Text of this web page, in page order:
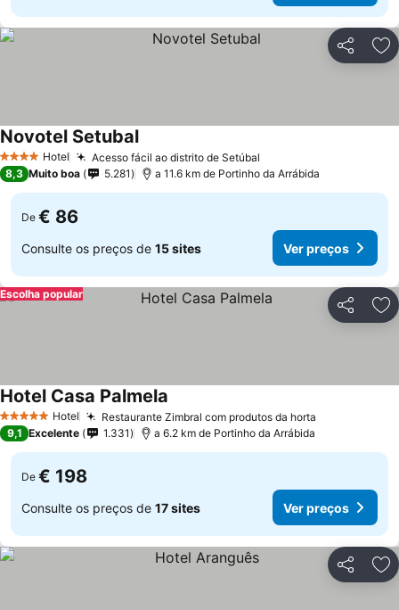
Partilhar
4 EstrelasHotel Acesso fácil ao distrito de Setúbal
Novotel SetubalVer preços
8,3 Muito boa 5.281 a 11.6 km de Portinho da Arrábida
De € 86
Consulte os preços de 15 sites Ver preços
Partilhar
Escolha popular
5 Estrelas Hotel Restaurante Zimbral com produtos da horta
Hotel Casa Palmela
9,1 Excelente 1.331 a 6.2 km de Portinho da Arrábida
De € 198
Consulte os preços de 17 sites Ver preços
Partilhar